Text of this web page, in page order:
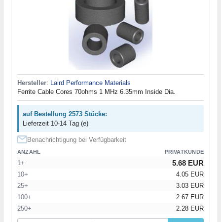
Hersteller: Laird Performance Materials
Ferrite Cable Cores 70ohms 1 MHz 6.35mm Inside Dia.
auf Bestellung 2573 Stücke:
Lieferzeit 10-14 Tag (e)
Benachrichtigung bei Verfügbarkeit
ANZAHL PRIVATKUNDE
1+ 5.68 EUR
10+
4.05 EUR
25+
3.03 EUR
100+
2.67 EUR
250+
2.28 EUR